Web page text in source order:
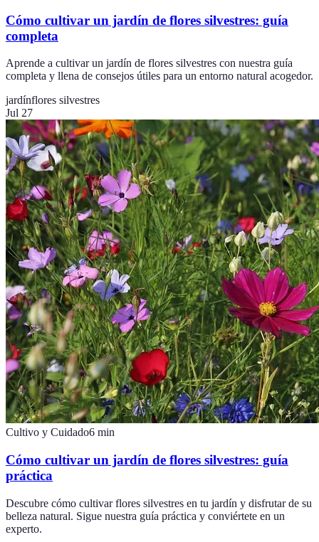
Cómo cultivar un jardín de flores silvestres: guía
completa
Aprende a cultivar un jardín de flores silvestres con nuestra guía
completa y llena de consejos útiles para un entorno natural acogedor.
jardínflores silvestres
Jul 27
Cultivo y Cuidado6 min
Cómo cultivar un jardín de flores silvestres: guía
práctica
Descubre cómo cultivar flores silvestres en tu jardín y disfrutar de su
belleza natural. Sigue nuestra guía práctica y conviértete en un
experto.